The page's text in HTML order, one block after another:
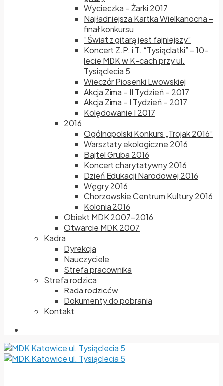
Wycieczka – Żarki 2017
Najładniejsza Kartka Wielkanocna –
finał konkursu
“Świat z gitarą jest fajniejszy”
Koncert Z.P. i T. “Tysiąclatki” – 10-
lecie MDK w K-cach przy ul.
Tysiąclecia 5
Wieczór Piosenki Lwowskiej
Akcja Zima – II Tydzień – 2017
Akcja Zima – I Tydzień – 2017
Kolędowanie I 2017
2016
Ogólnopolski Konkurs „Trojak 2016”
Warsztaty ekologiczne 2016
Bajtel Gruba 2016
Koncert charytatywny 2016
Dzień Edukacji Narodowej 2016
Węgry 2016
Chorzowskie Centrum Kultury 2016
Kolonia 2016
Obiekt MDK 2007-2016
Otwarcie MDK 2007
Kadra
Dyrekcja
Nauczyciele
Strefa pracownika
Strefa rodzica
Rada rodziców
Dokumenty do pobrania
Kontakt